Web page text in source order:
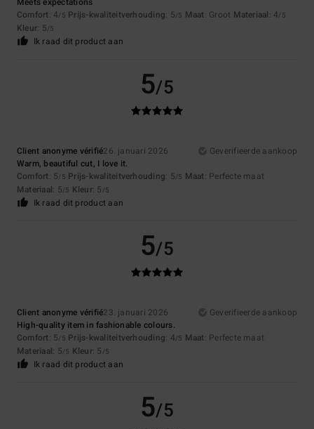
Comfort: 4/5 Prijs-kwaliteitverhouding: 5/5 Maat: Groot Materiaal: 4/5
Kleur: 5/5
Ik raad dit product aan
5/5
Client anonyme vérifié26. januari 2026
Geverifieerde aankoop
Warm, beautiful cut, I love it.
Comfort: 5/5 Prijs-kwaliteitverhouding: 5/5 Maat: Perfecte maat
Materiaal: 5/5 Kleur: 5 /5
Ik raad dit product aan
5/5
Client anonyme vérifié23. januari 2026
Geverifieerde aankoop
High-quality item in fashionable colours.
Comfort: 5/5 Prijs-kwaliteitverhouding: 4/5 Maat: Perfecte maat
Materiaal: 5/5 Kleur: 5 /5
Ik raad dit product aan
5/5